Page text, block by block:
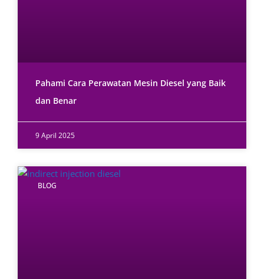
Pahami Cara Perawatan Mesin Diesel yang Baik
dan Benar
9 April 2025
BLOG